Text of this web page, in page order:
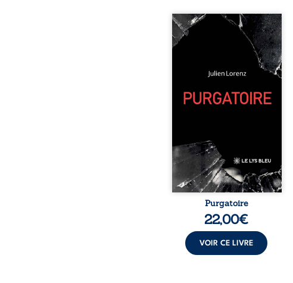
Vingt années d’écriture, de
blessures, d’émotions et de
pensées se rencontrent dans
ce recueil profondément
intime. Entre nouvelles
autobiographiques, poèmes
philosophiques, chaque texte
ouvre une porte sur
être choisie au hasard, comme
une rencontre inattendue sur
le chemin de la vie. ...
Purgatoire
22,00€
VOIR CE LIVRE